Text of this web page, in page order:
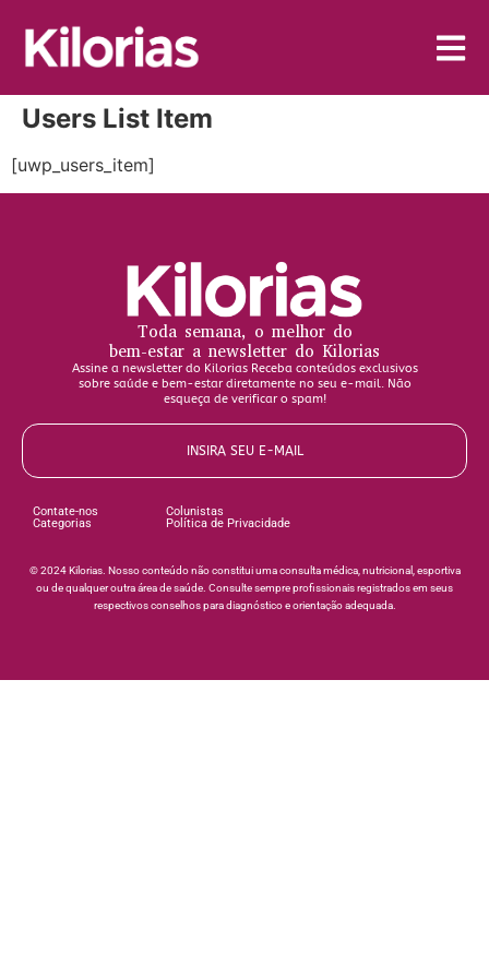
Users List Item
[uwp_users_item]
Toda semana, o melhor do
bem-estar a newsletter do Kilorias
Assine a newsletter do Kilorias Receba conteúdos exclusivos
sobre saúde e bem-estar diretamente no seu e-mail. Não
esqueça de verificar o spam!
INSIRA SEU E-MAIL
Contate-nos
Categorias
Colunistas
Política de Privacidade
©️ 2024 Kilorias. Nosso conteúdo não constitui uma consulta médica, nutricional, esportiva
ou de qualquer outra área de saúde. Consulte sempre profissionais registrados em seus
respectivos conselhos para diagnóstico e orientação adequada.